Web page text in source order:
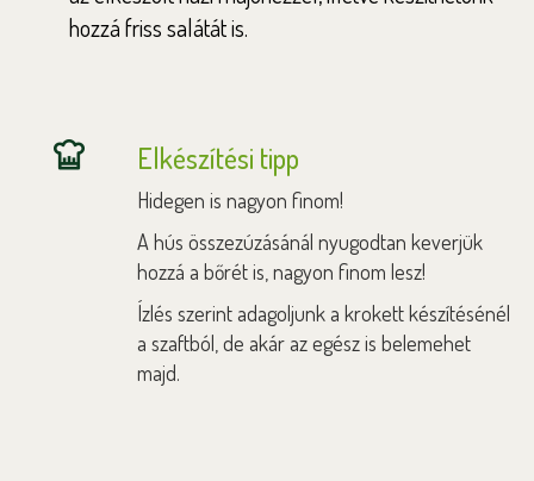
hozzá friss salátát is.
Elkészítési tipp
Hidegen is nagyon finom!
A hús összezúzásánál nyugodtan keverjük
hozzá a bőrét is, nagyon finom lesz!
Ízlés szerint adagoljunk a krokett készítésénél
a szaftból, de akár az egész is belemehet
majd.